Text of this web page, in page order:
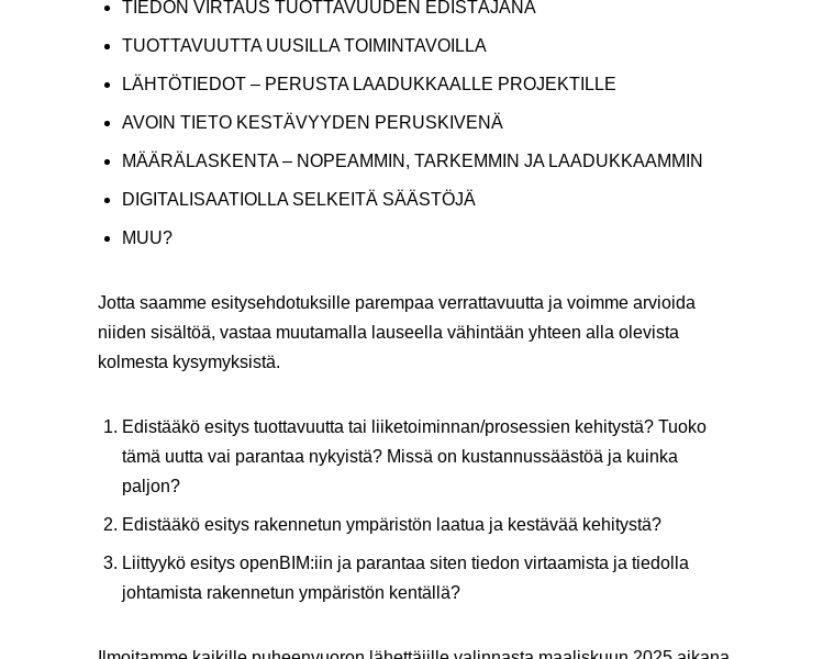
TIEDON VIRTAUS TUOTTAVUUDEN EDISTÄJÄNÄ
TUOTTAVUUTTA UUSILLA TOIMINTAVOILLA
LÄHTÖTIEDOT – PERUSTA LAADUKKAALLE PROJEKTILLE
AVOIN TIETO KESTÄVYYDEN PERUSKIVENÄ
MÄÄRÄLASKENTA – NOPEAMMIN, TARKEMMIN JA LAADUKKAAMMIN
DIGITALISAATIOLLA SELKEITÄ SÄÄSTÖJÄ
MUU?
Jotta saamme esitysehdotuksille parempaa verrattavuutta ja voimme arvioida
niiden sisältöä, vastaa muutamalla lauseella vähintään yhteen alla olevista
kolmesta kysymyksistä.
Edistääkö esitys tuottavuutta tai liiketoiminnan/prosessien kehitystä? Tuoko
tämä uutta vai parantaa nykyistä? Missä on kustannussäästöä ja kuinka
paljon?
Edistääkö esitys rakennetun ympäristön laatua ja kestävää kehitystä?
Liittyykö esitys openBIM:iin ja parantaa siten tiedon virtaamista ja tiedolla
johtamista rakennetun ympäristön kentällä?